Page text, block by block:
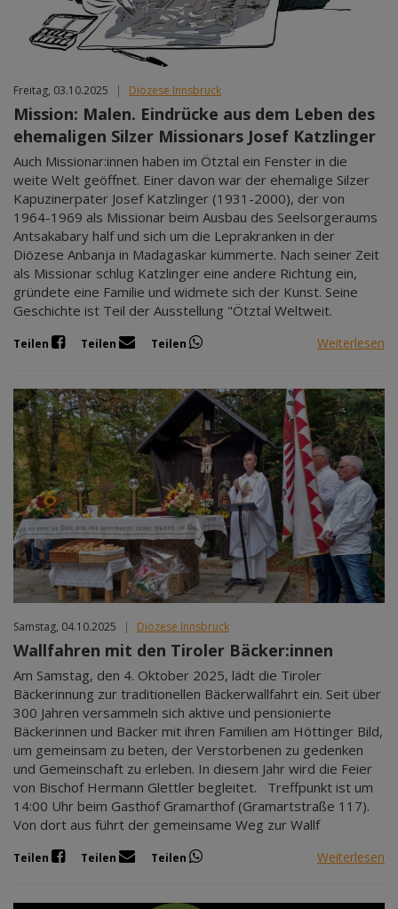
Freitag, 03.10.2025 | Diözese Innsbruck
Mission: Malen. Eindrücke aus dem Leben des
ehemaligen Silzer Missionars Josef Katzlinger
Auch Missionar:innen haben im Ötztal ein Fenster in die
weite Welt geöffnet. Einer davon war der ehemalige Silzer
Kapuzinerpater Josef Katzlinger (1931-2000), der von
1964-1969 als Missionar beim Ausbau des Seelsorgeraums
Antsakabary half und sich um die Leprakranken in der
Diözese Anbanja in Madagaskar kümmerte. Nach seiner Zeit
als Missionar schlug Katzlinger eine andere Richtung ein,
gründete eine Familie und widmete sich der Kunst. Seine
Geschichte ist Teil der Ausstellung "Ötztal Weltweit.
Teilen Teilen Teilen Weiterlesen
Samstag, 04.10.2025 | Diözese Innsbruck
Wallfahren mit den Tiroler Bäcker:innen
Am Samstag, den 4. Oktober 2025, lädt die Tiroler
Bäckerinnung zur traditionellen Bäckerwallfahrt ein. Seit über
300 Jahren versammeln sich aktive und pensionierte
Bäckerinnen und Bäcker mit ihren Familien am Höttinger Bild,
um gemeinsam zu beten, der Verstorbenen zu gedenken
und Gemeinschaft zu erleben. In diesem Jahr wird die Feier
von Bischof Hermann Glettler begleitet. Treffpunkt ist um
14:00 Uhr beim Gasthof Gramarthof (Gramartstraße 117).
Von dort aus führt der gemeinsame Weg zur Wallf
Teilen Teilen Teilen Weiterlesen